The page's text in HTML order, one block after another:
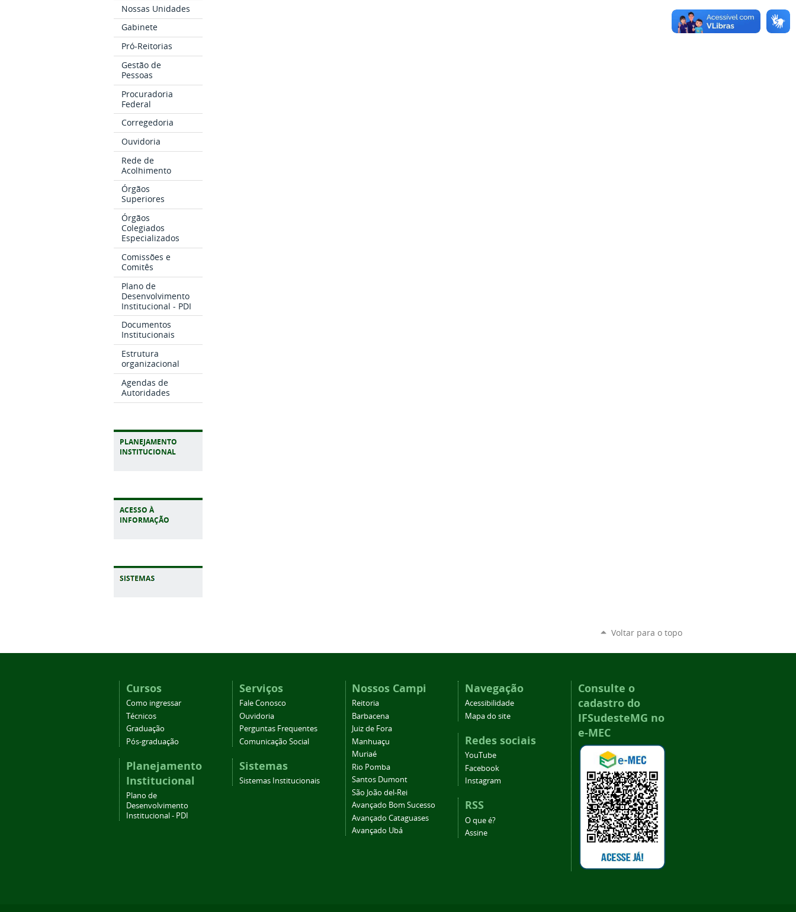
Nossas Unidades
Gabinete
Pró-Reitorias
Gestão de
Pessoas
Procuradoria
Federal
Corregedoria
Ouvidoria
Rede de
Acolhimento
Órgãos
Superiores
Órgãos
Colegiados
Especializados
Comissões e
Comitês
Plano de
Desenvolvimento
Institucional - PDI
Documentos
Institucionais
Estrutura
organizacional
Agendas de
Autoridades
PLANEJAMENTO
INSTITUCIONAL
ACESSO À
INFORMAÇÃO
Voltar para o topo
Cursos
Como ingressar
Técnicos
Graduação
Pós-graduação
Planejamento
Institucional
Plano de
Desenvolvimento
Institucional - PDI
Serviços
Fale Conosco
Ouvidoria
Perguntas Frequentes
Comunicação Social
Sistemas
Sistemas Institucionais
Nossos Campi
Reitoria
Barbacena
Juiz de Fora
Manhuaçu
Muriaé
Rio Pomba
Santos Dumont
São João del-Rei
Avançado Bom Sucesso
Avançado Cataguases
Avançado Ubá
Navegação
Acessibilidade
Mapa do site
Redes sociais
YouTube
Facebook
Instagram
RSS
O que é?
Assine
Consulte o
cadastro do
IFSudesteMG no
e-MEC